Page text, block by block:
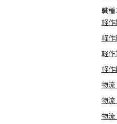
職
軽
軽
軽
軽
物
物
物